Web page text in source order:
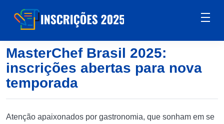
MasterChef Brasil 2025:
inscrições abertas para nova
temporada
Atenção apaixonados por gastronomia, que sonham em se